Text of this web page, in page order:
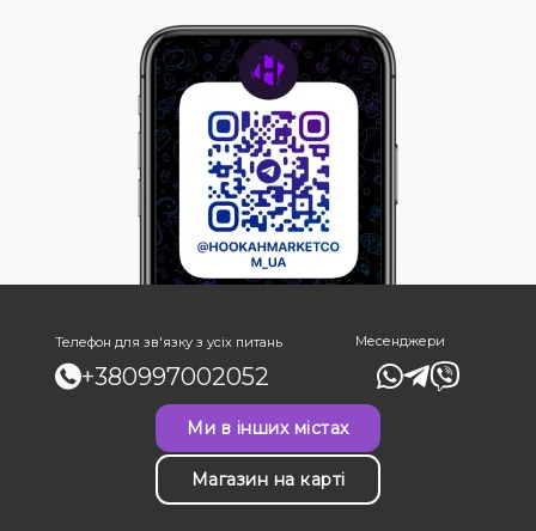
Телефон для зв'язку з усіх питань
+380997002052
Месенджери
Ми в інших містах
Магазин на карті